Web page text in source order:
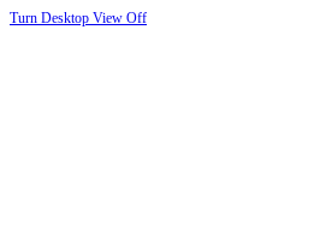
Turn Desktop View Off